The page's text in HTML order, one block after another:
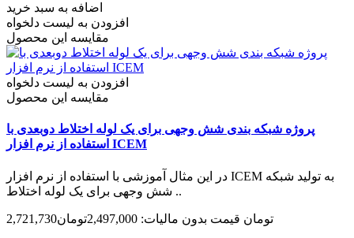
اضافه به سبد خرید
افزودن به لیست دلخواه
مقایسه این محصول
افزودن به لیست دلخواه
مقایسه این محصول
پروژه شبکه بندی شش وجهی برای یک لوله اختلاط دوبعدی با
استفاده از نرم افزار ICEM
در این مثال آموزشی با استفاده از نرم افزار ICEM به تولید شبکه
شش وجهی برای یک لوله اختلاط ..
2,721,730تومان قیمت بدون مالیات: 2,497,000تومان